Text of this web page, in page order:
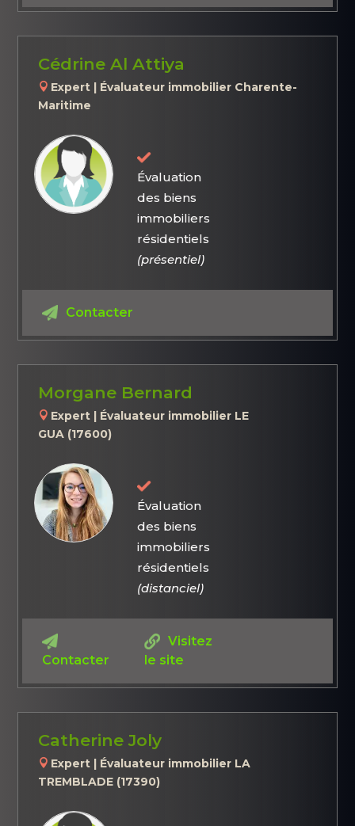
Cédrine Al Attiya
Expert | Évaluateur immobilier Charente-
Maritime
Évaluation
des biens
immobiliers
résidentiels
(présentiel)
Contacter
Morgane Bernard
Expert | Évaluateur immobilier LE
GUA (17600)
Évaluation
des biens
immobiliers
résidentiels
(distanciel)
Contacter
Visitez
le site
Catherine Joly
Expert | Évaluateur immobilier LA
TREMBLADE (17390)